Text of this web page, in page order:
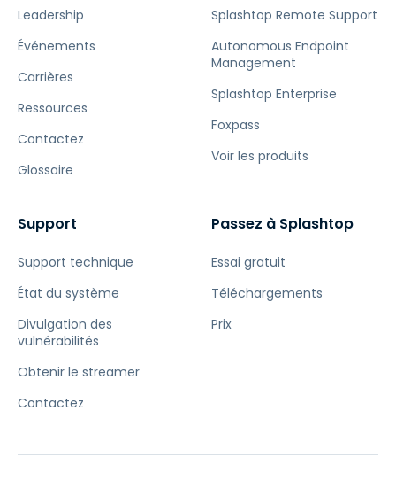
Leadership
Événements
Carrières
Ressources
Contactez
Glossaire
Splashtop Remote Support
Autonomous Endpoint
Management
Splashtop Enterprise
Foxpass
Voir les produits
Support
Support technique
État du système
Divulgation des
vulnérabilités
Obtenir le streamer
Contactez
Passez à Splashtop
Essai gratuit
Téléchargements
Prix